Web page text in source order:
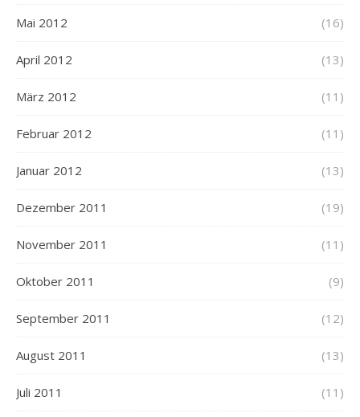
Mai 2012 (16)
April 2012 (13)
März 2012 (11)
Februar 2012 (11)
Januar 2012 (13)
Dezember 2011 (19)
November 2011 (11)
Oktober 2011 (9)
September 2011 (12)
August 2011 (13)
Juli 2011 (11)